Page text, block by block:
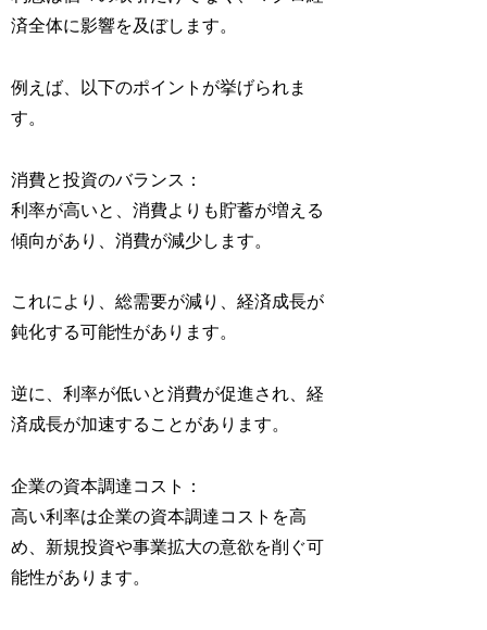
済全体に影響を及ぼします。
例えば、以下のポイントが挙げられま
す。
消費と投資のバランス：
利率が高いと、消費よりも貯蓄が増える
傾向があり、消費が減少します。
これにより、総需要が減り、経済成長が
鈍化する可能性があります。
逆に、利率が低いと消費が促進され、経
済成長が加速することがあります。
企業の資本調達コスト：
高い利率は企業の資本調達コストを高
め、新規投資や事業拡大の意欲を削ぐ可
能性があります。